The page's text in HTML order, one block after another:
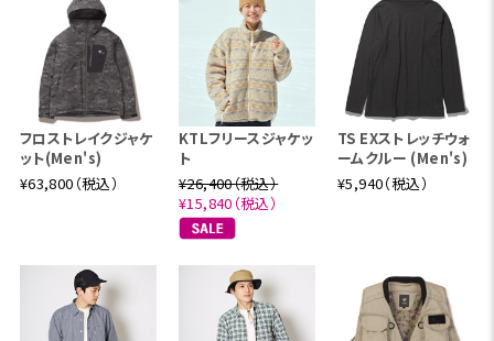
フロストレイクジャケ
ット(Men's)
¥63,800（税込）
KTLフリースジャケッ
ト
¥26,400（税込）
¥15,840（税込）
TS EXストレッチウォ
ームクルー (Men's)
¥5,940（税込）